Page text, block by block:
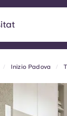
(US)
Inizio Padova